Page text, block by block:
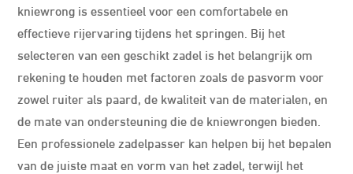
kniewrong is essentieel voor een comfortabele en
effectieve rijervaring tijdens het springen. Bij het
selecteren van een geschikt zadel is het belangrijk om
rekening te houden met factoren zoals de pasvorm voor
zowel ruiter als paard, de kwaliteit van de materialen, en
de mate van ondersteuning die de kniewrongen bieden.
Een professionele zadelpasser kan helpen bij het bepalen
van de juiste maat en vorm van het zadel, terwijl het